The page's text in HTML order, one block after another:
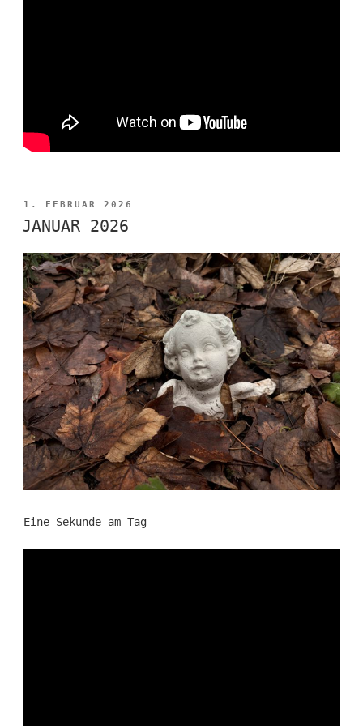
VERÖFFENTLICHT
AM
1. FEBRUAR 2026
JANUAR 2026
Eine Sekunde am Tag